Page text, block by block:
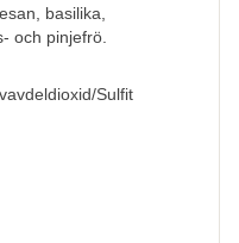
basilika,
och pinjefrö.
Sulfit